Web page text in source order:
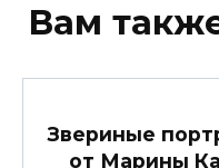
Вам
Звериные
от Марины